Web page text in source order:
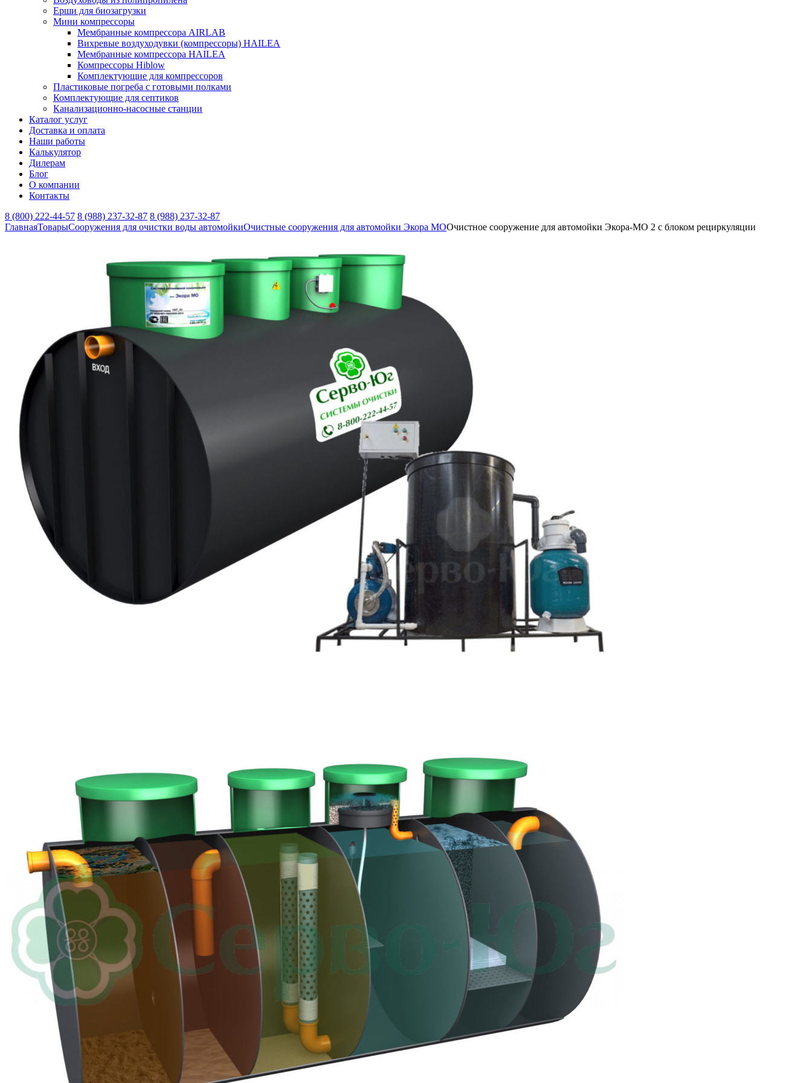
Ерши для биозагрузки
Мини компрессоры
Мембранные компрессора AIRLAB
Вихревые воздуходувки (компрессоры) HAILEA
Мембранные компрессора HAILEA
Компрессоры Hiblow
Комплектующие для компрессоров
Пластиковые погреба с готовыми полками
Комплектующие для септиков
Канализационно-насосные станции
Каталог услуг
Доставка и оплата
Наши работы
Калькулятор
Дилерам
Блог
О компании
Контакты
8 (800) 222-44-57 8 (988) 237-32-87 8 (988) 237-32-87
ГлавнаяТоварыСооружения для очистки воды автомойкиОчистные сооружения для автомойки Экора МООчистное сооружение для автомойки Экора-МО 2 с блоком рециркуляции